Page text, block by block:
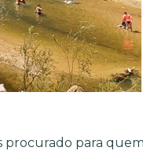
procurado para